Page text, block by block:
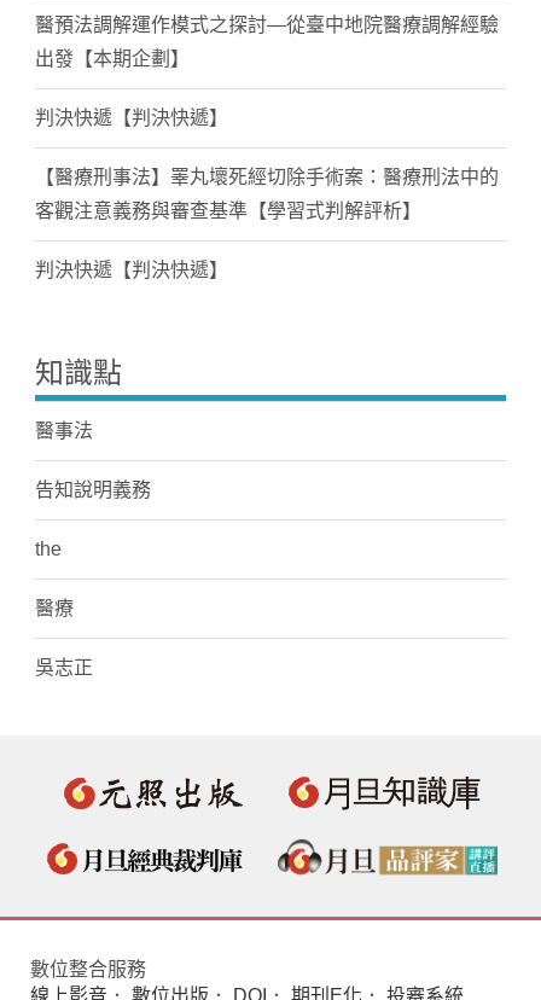
醫預法調解運作模式之探討—從臺中地院醫療調解經驗
出發【本期企劃】
判決快遞【判決快遞】
【醫療刑事法】睪丸壞死經切除手術案：醫療刑法中的
客觀注意義務與審查基準【學習式判解評析】
判決快遞【判決快遞】
知識點
醫事法
告知說明義務
the
醫療
吳志正
數位整合服務
線上影音 ． 數位出版 ． DOI ． 期刊E化 ． 投審系統